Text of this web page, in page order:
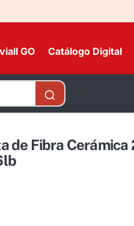
GO Catálogo Digital
de Fibra Cerámica